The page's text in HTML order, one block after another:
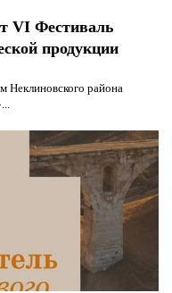
VI Фестиваль
продукции
Неклиновского района